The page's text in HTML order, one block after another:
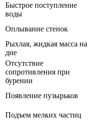
Быстрое поступление
воды
Оплывание стенок
Рыхлая, жидкая масса на
дне
Отсутствие
сопротивления при
бурении
Появление пузырьков
Подъем мелких частиц